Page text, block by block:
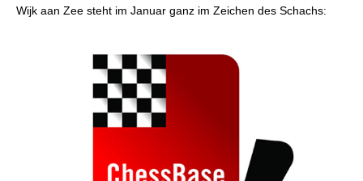
Wijk aan Zee steht im Januar ganz im Zeichen des Schachs: